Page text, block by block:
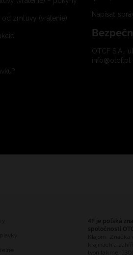
zmluvy (vrátenie) Napísať
OTCF S.A.,
info@otcf.pl